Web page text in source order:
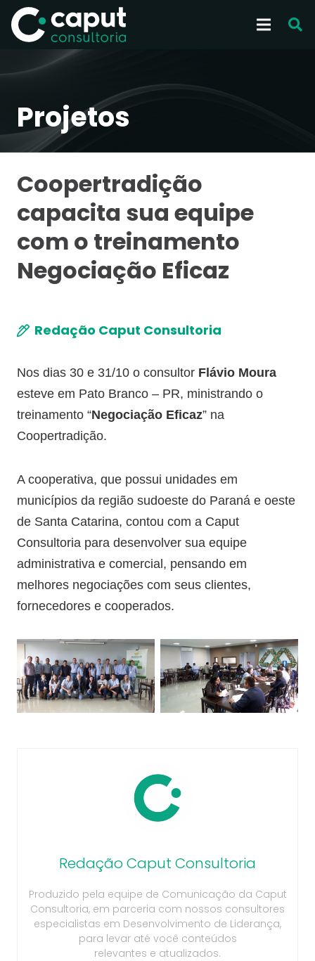
Projetos
Coopertradição
capacita sua equipe
com o treinamento
Negociação Eficaz
Redação Caput Consultoria
Nos dias 30 e 31/10 o consultor Flávio Moura
esteve em Pato Branco – PR, ministrando o
treinamento “Negociação Eficaz” na
Coopertradição.
A cooperativa, que possui unidades em
municípios da região sudoeste do Paraná e oeste
de Santa Catarina, contou com a Caput
Consultoria para desenvolver sua equipe
administrativa e comercial, pensando em
melhores negociações com seus clientes,
fornecedores e cooperados.
Redação Caput Consultoria
Produzido pela equipe de Comunicação da Caput
Consultoria, em parceria com nossos consultores
especialistas em Desenvolvimento de Liderança,
para levar até você conteúdos
relevantes e atualizados.